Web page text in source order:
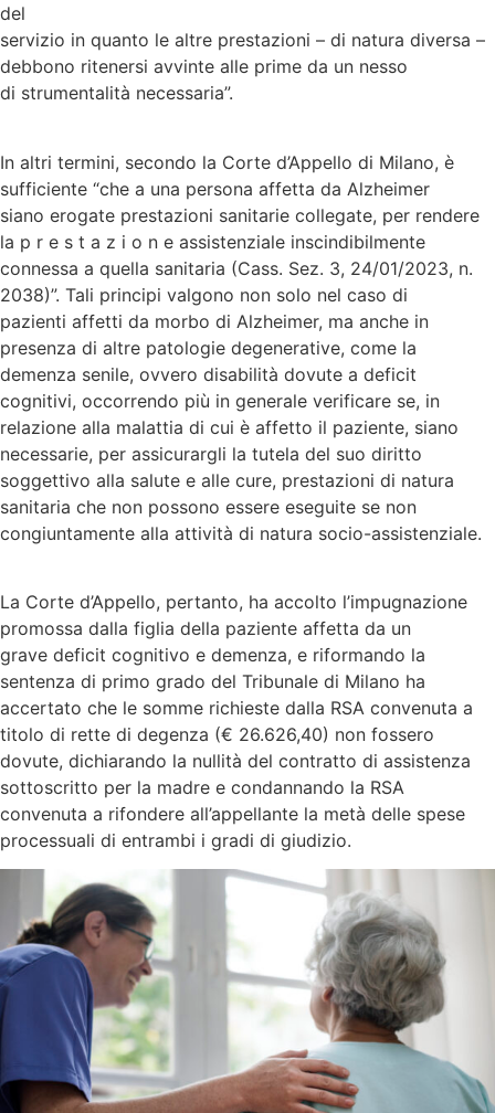
del
servizio in quanto le altre prestazioni – di natura diversa –
debbono ritenersi avvinte alle prime da un nesso
di strumentalità necessaria”.
In altri termini, secondo la Corte d’Appello di Milano, è
sufficiente “che a una persona affetta da Alzheimer
siano erogate prestazioni sanitarie collegate, per rendere
la p r e s t a z i o n e assistenziale inscindibilmente
connessa a quella sanitaria (Cass. Sez. 3, 24/01/2023, n.
2038)”. Tali principi valgono non solo nel caso di
pazienti affetti da morbo di Alzheimer, ma anche in
presenza di altre patologie degenerative, come la
demenza senile, ovvero disabilità dovute a deficit
cognitivi, occorrendo più in generale verificare se, in
relazione alla malattia di cui è affetto il paziente, siano
necessarie, per assicurargli la tutela del suo diritto
soggettivo alla salute e alle cure, prestazioni di natura
sanitaria che non possono essere eseguite se non
congiuntamente alla attività di natura socio-assistenziale.
La Corte d’Appello, pertanto, ha accolto l’impugnazione
promossa dalla figlia della paziente affetta da un
grave deficit cognitivo e demenza, e riformando la
sentenza di primo grado del Tribunale di Milano ha
accertato che le somme richieste dalla RSA convenuta a
titolo di rette di degenza (€ 26.626,40) non fossero
dovute, dichiarando la nullità del contratto di assistenza
sottoscritto per la madre e condannando la RSA
convenuta a rifondere all’appellante la metà delle spese
processuali di entrambi i gradi di giudizio.